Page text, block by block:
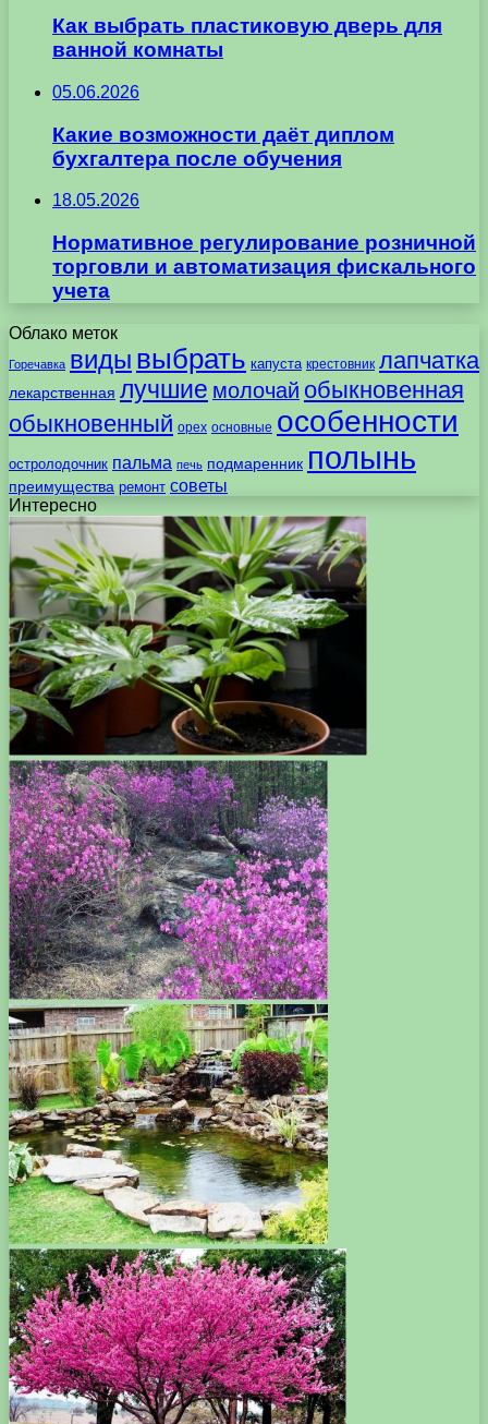
Как выбрать пластиковую дверь для
ванной комнаты
05.06.2026
Какие возможности даёт диплом
бухгалтера после обучения
18.05.2026
Нормативное регулирование розничной
торговли и автоматизация фискального
учета
Облако меток
Горечавка виды выбрать капуста крестовник лапчатка
лекарственная лучшие молочай обыкновенная
обыкновенный орех основные особенности
остролодочник пальма печь подмаренник полынь
преимущества ремонт советы
Интересно